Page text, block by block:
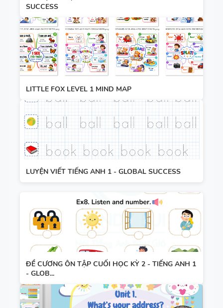
CÓ ĐÁP ÁN
FORM
THEO TỪNG
UNIT -
TIẾNG ANH
10 -
SUCCESS -
HỌC KỲ 1 -
CÓ ĐÁP ÁN
SUCCESS
LITTLE FOX LEVEL 1 MIND MAP
LUYỆN VIẾT TIẾNG ANH 1 - GLOBAL SUCCESS
ĐỀ CƯƠNG ÔN TẬP CUỐI HỌC KỲ 2 - TIẾNG ANH 1
- GLOB...